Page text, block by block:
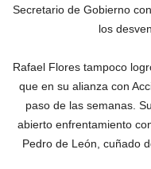
Secretario de Gobierno
los
Rafael Flores tampoco
que en su alianza con
paso de las semanas.
abierto enfrentamiento
Pedro de León, cuñado